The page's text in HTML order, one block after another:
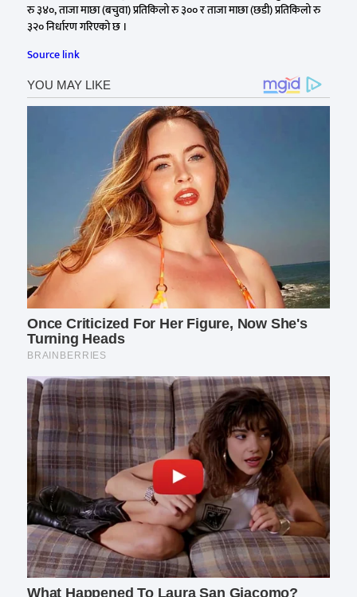
रु ३४०, ताजा माछा (बचुवा) प्रतिकिलो रु ३०० र ताजा माछा (छडी) प्रतिकिलो रु
३२० निर्धारण गरिएको छ ।
Source link